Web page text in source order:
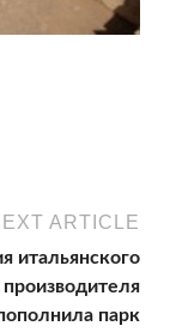
ARTICLE
итальянского
производителя
парк